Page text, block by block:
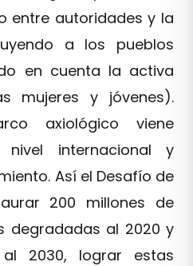
entre autoridades y la
a los pueblos
en cuenta la activa
mujeres y jóvenes).
axiológico viene
nivel internacional y
Así el Desafío de
200 millones de
degradadas al 2020 y
2030, lograr estas